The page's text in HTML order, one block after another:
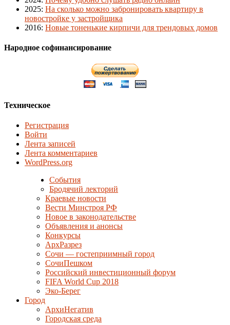
2025: На сколько можно забронировать квартиру в
новостройке у застройщика
2016: Новые тоненькие кирпичи для трендовых домов
Народное софинансирование
Техническое
Регистрация
Войти
Лента записей
Лента комментариев
WordPress.org
События
Бродячий лекторий
Краевые новости
Вести Минстроя РФ
Новое в законодательстве
Объявления и анонсы
Конкурсы
АрхРазрез
Сочи — гостеприимный город
СочиПешком
Российский инвестиционный форум
FIFA World Cup 2018
Эко-Берег
Город
АрхиНегатив
Городская среда